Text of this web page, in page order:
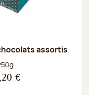
assortis
net :
€